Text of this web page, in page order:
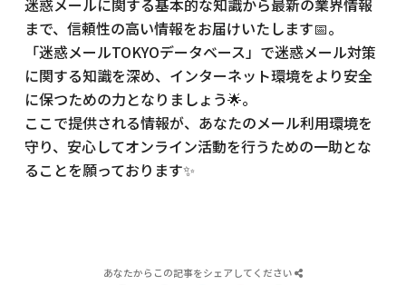
まで、信頼性の高い情報をお届けいたします📅。
「迷惑メールTOKYOデータベース」で迷惑メール対策
に関する知識を深め、インターネット環境をより安全
に保つための力となりましょう🌟。
ここで提供される情報が、あなたのメール利用環境を
守り、安心してオンライン活動を行うための一助とな
ることを願っております✨
あなたからこの記事をシェアしてください